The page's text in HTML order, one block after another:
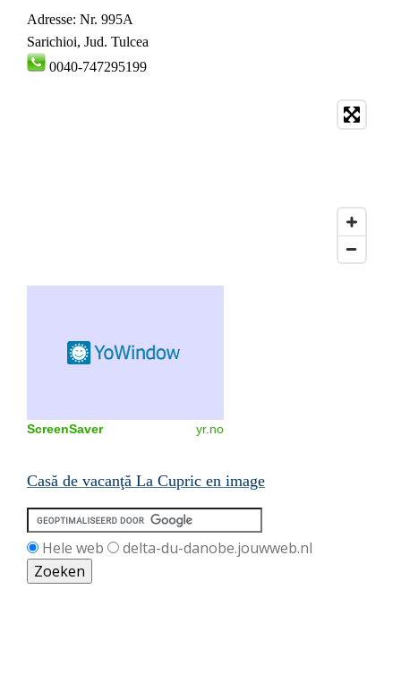
Adresse: Nr. 995A
Sarichioi, Jud. Tulcea
0040-747295199
ScreenSaver yr.no
Casă de vacanţă La Cupric en image
Hele web delta-du-danobe.jouwweb.nl